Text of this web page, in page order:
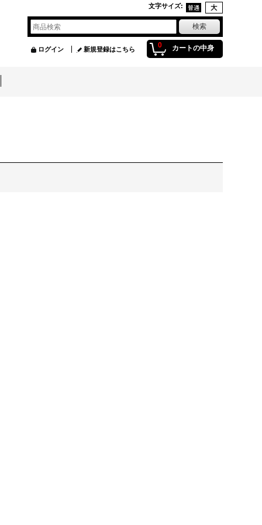
文字サイズ:
0 カートの中身
ログイン 新規登録はこちら